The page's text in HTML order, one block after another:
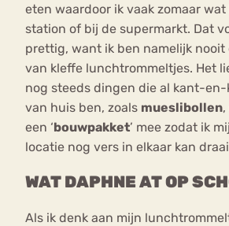
eten waardoor ik vaak zomaar
station of bij de supermarkt. Dat
prettig, want ik ben namelijk
van kleffe lunchtrommeltjes. Het
nog steeds dingen die al kant-en-
van huis ben, zoals mueslibollen
een ‘bouwpakket’ mee zodat ik
locatie nog vers in elkaar kan
WAT DAPHNE AT OP
Als ik denk aan mijn